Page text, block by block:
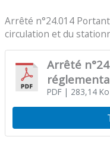
Arrêté n°24.014
circulation et du
Arrêté
circulation
du Port
PDF| 283,14 Ko